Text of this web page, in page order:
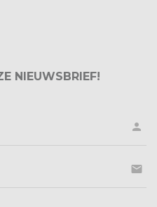
NIEUWSBRIEF!
person
mail